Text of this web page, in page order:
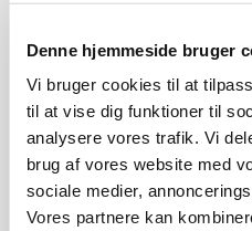
Denne hjemmeside bruger
Vi bruger cookies til at
til at vise dig funktioner til
analysere vores trafik. Vi
brug af vores website med
sociale medier,
Vores partnere kan
presser markedet